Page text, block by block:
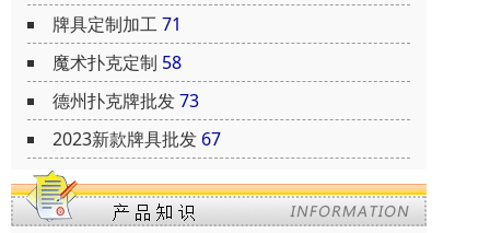
牌具定制加工71
魔术扑克定制 58
德州扑克牌批发73
2023新款牌具批发 67